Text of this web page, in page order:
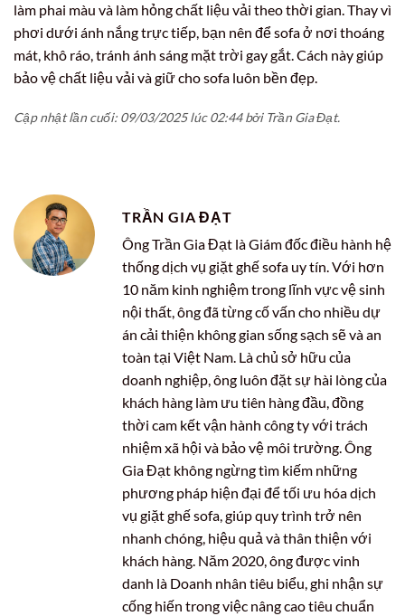
làm phai màu và làm hỏng chất liệu vải theo thời gian. Thay vì
phơi dưới ánh nắng trực tiếp, bạn nên để sofa ở nơi thoáng
mát, khô ráo, tránh ánh sáng mặt trời gay gắt. Cách này giúp
bảo vệ chất liệu vải và giữ cho sofa luôn bền đẹp.
Cập nhật lần cuối: 09/03/2025 lúc 02:44 bởi Trần Gia Đạt.
TRẦN GIA ĐẠT
Ông Trần Gia Đạt là Giám đốc điều hành hệ
thống dịch vụ giặt ghế sofa uy tín. Với hơn
10 năm kinh nghiệm trong lĩnh vực vệ sinh
nội thất, ông đã từng cố vấn cho nhiều dự
án cải thiện không gian sống sạch sẽ và an
toàn tại Việt Nam. Là chủ sở hữu của
doanh nghiệp, ông luôn đặt sự hài lòng của
khách hàng làm ưu tiên hàng đầu, đồng
thời cam kết vận hành công ty với trách
nhiệm xã hội và bảo vệ môi trường. Ông
Gia Đạt không ngừng tìm kiếm những
phương pháp hiện đại để tối ưu hóa dịch
vụ giặt ghế sofa, giúp quy trình trở nên
nhanh chóng, hiệu quả và thân thiện với
khách hàng. Năm 2020, ông được vinh
danh là Doanh nhân tiêu biểu, ghi nhận sự
cống hiến trong việc nâng cao tiêu chuẩn